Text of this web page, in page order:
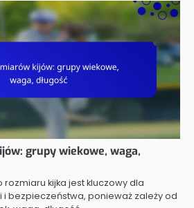
grupy wiekowe, waga,
kijka jest kluczowy dla
bezpieczeństwa, ponieważ zależy od